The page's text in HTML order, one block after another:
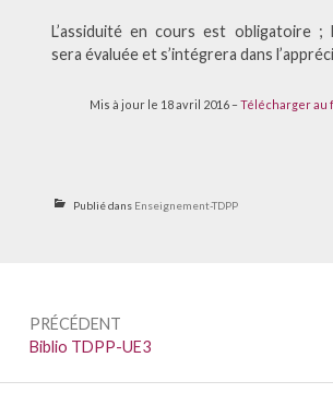
L’assiduité en cours est obligatoire ;
sera évaluée et s’intégrera dans
Mis à jour le 18 avril 2016 – Télécharger au
Publié dans Enseignement-TDPP
Navigation
de
l’article
PRÉCÉDENT
Précédent :
Biblio TDPP-UE3